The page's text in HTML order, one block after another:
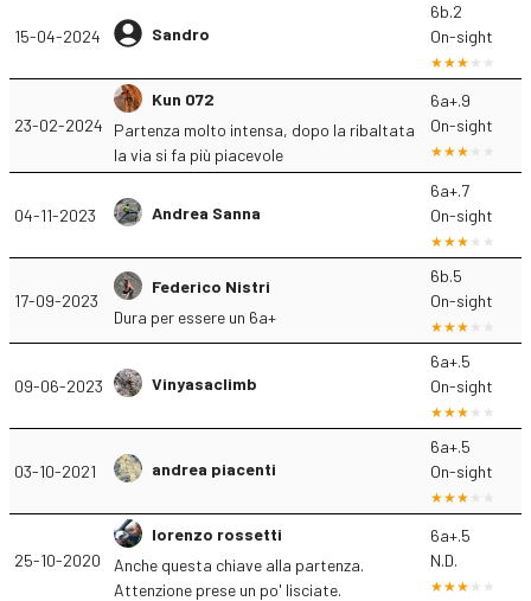
15-04-2024 Sandro
6b.2
On-sight
23-02-2024
Kun 072
Partenza molto intensa, dopo la ribaltata
la via si fa più piacevole
6a+.9
On-sight
04-11-2023 Andrea Sanna
6a+.7
On-sight
17-09-2023
Federico Nistri
Dura per essere un 6a+
6b.5
On-sight
09-06-2023 Vinyasaclimb
6a+.5
On-sight
03-10-2021 andrea piacenti
6a+.5
On-sight
25-10-2020
lorenzo rossetti
Anche questa chiave alla partenza.
Attenzione prese un po' lisciate.
6a+.5
N.D.